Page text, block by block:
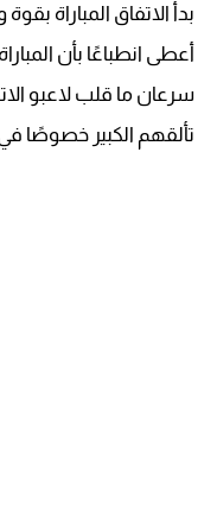
بدأ الاتفاق المباراة
أعطى انطباعًا بأن
سرعان ما قلب لاعبو
تألقهم الكبير خصوصًا